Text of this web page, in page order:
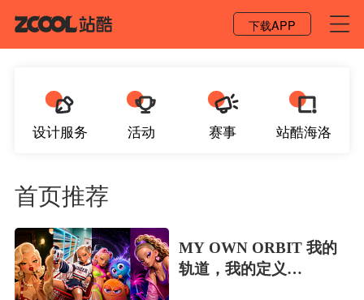
下载APP
设计服务 活动 赛事 站酷海洛
首页推荐
MY OWN ORBIT 我的
轨道，我的定义